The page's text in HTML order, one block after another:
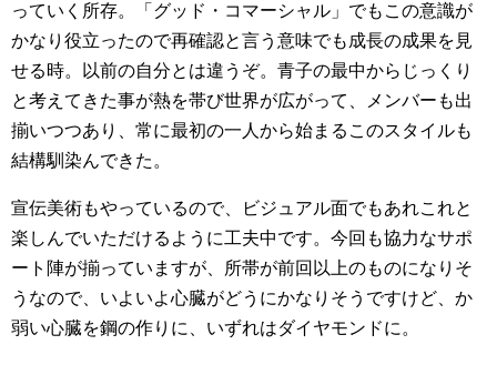
っていく所存。「グッド・コマーシャル」でもこの意識が
かなり役立ったので再確認と言う意味でも成長の成果を見
せる時。以前の自分とは違うぞ。青子の最中からじっくり
と考えてきた事が熱を帯び世界が広がって、メンバーも出
揃いつつあり、常に最初の一人から始まるこのスタイルも
結構馴染んできた。
宣伝美術もやっているので、ビジュアル面でもあれこれと
楽しんでいただけるように工夫中です。今回も協力なサポ
ート陣が揃っていますが、所帯が前回以上のものになりそ
うなので、いよいよ心臓がどうにかなりそうですけど、か
弱い心臓を鋼の作りに、いずれはダイヤモンドに。